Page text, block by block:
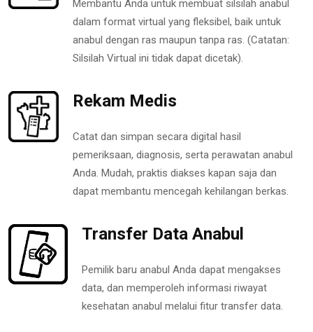
Membantu Anda untuk membuat silsilah anabul
dalam format virtual yang fleksibel, baik untuk
anabul dengan ras maupun tanpa ras. (Catatan:
Silsilah Virtual ini tidak dapat dicetak).
Rekam Medis
Catat dan simpan secara digital hasil
pemeriksaan, diagnosis, serta perawatan anabul
Anda. Mudah, praktis diakses kapan saja dan
dapat membantu mencegah kehilangan berkas.
Transfer Data Anabul
Pemilik baru anabul Anda dapat mengakses
data, dan memperoleh informasi riwayat
kesehatan anabul melalui fitur transfer data.